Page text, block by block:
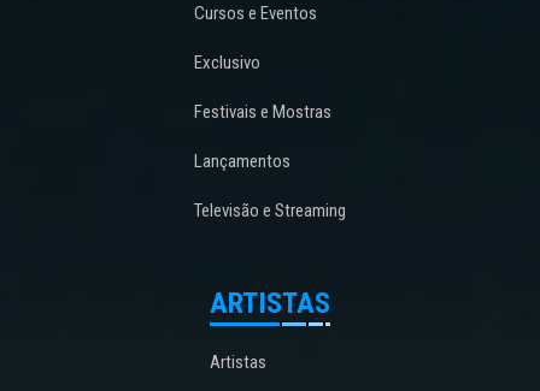
Cursos e Eventos
Exclusivo
Festivais e Mostras
Lançamentos
Televisão e Streaming
ARTISTAS
Artistas